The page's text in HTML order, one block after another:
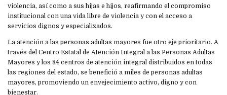
violencia, así como a sus hijas e hijos, reafirmando el compromiso
institucional con una vida libre de violencia y con el acceso a
servicios dignos y especializados.
La atención a las personas adultas mayores fue otro eje prioritario. A
través del Centro Estatal de Atención Integral a las Personas Adultas
Mayores y los 84 centros de atención integral distribuidos en todas
las regiones del estado, se benefició a miles de personas adultas
mayores, promoviendo un envejecimiento activo, digno y con
bienestar.